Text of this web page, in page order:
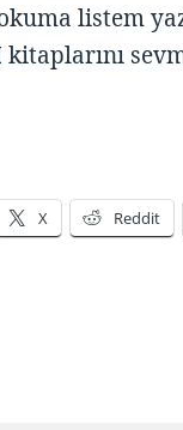
listem
kitaplarını
Listem –
X Reddit